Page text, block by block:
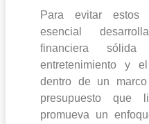
Para evitar estos
esencial
financiera
entretenimiento y
dentro de un
presupuesto que
promueva un